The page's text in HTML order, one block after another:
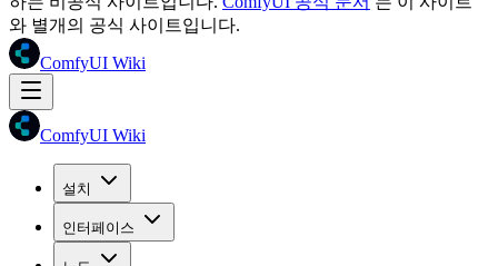
와 별개의 공식 사이트입니다.
ComfyUI Wiki
ComfyUI Wiki
설치
인터페이스